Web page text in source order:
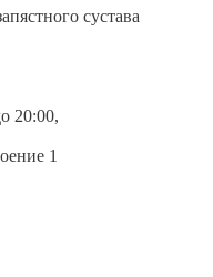
сустава
20:00,
1